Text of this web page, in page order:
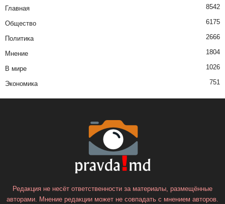
Главная 8542
Общество 6175
Политика 2666
Мнение 1804
В мире 1026
Экономика 751
Редакция не несёт ответственности за материалы, размещённые
авторами. Мнение редакции может не совпадать с мнением авторов.